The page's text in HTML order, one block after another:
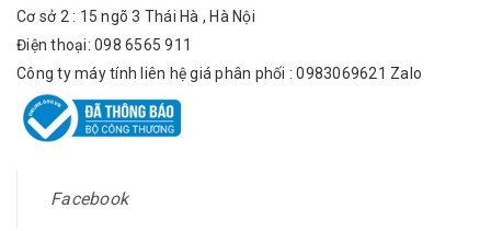
Cơ sở 2 : 15 ngõ 3 Thái Hà , Hà Nội
Điện thoại: 098 6565 911
Công ty máy tính liên hệ giá phân phối : 0983069621 Zalo
Facebook